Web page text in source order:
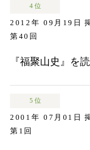
4 位
2012年 09月19日
第40回
『福聚山史』を
5 位
2001年 07月01日
第1回